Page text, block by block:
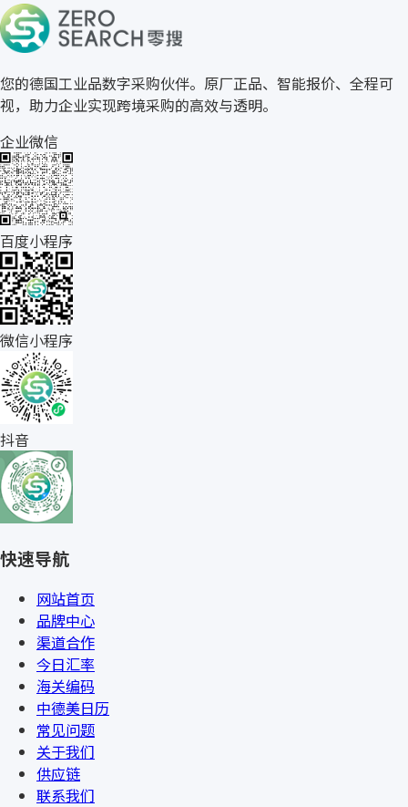
关于零搜
您的德国工业品数字采购伙伴。原厂正品、智能报价、全程可
视，助力企业实现跨境采购的高效与透明。
企业微信
百度小程序
微信小程序
抖音
快速导航
网站首页
品牌中心
渠道合作
今日汇率
海关编码
中德美日历
常见问题
关于我们
供应链
联系我们